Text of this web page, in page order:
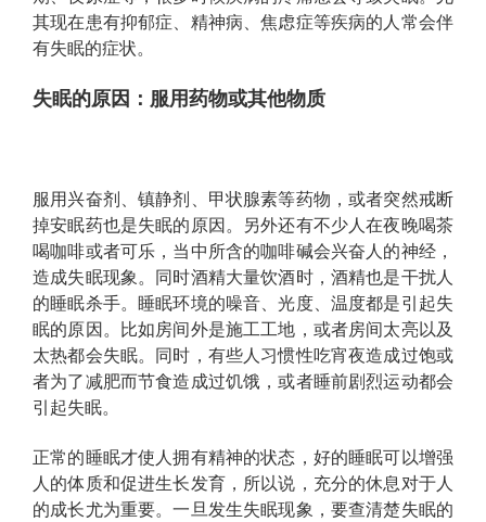
其现在患有抑郁症、精神病、焦虑症等疾病的人常会伴
有失眠的症状。
失眠的原因：服用药物或其他物质
服用兴奋剂、镇静剂、甲状腺素等药物，或者突然戒断
掉安眠药也是失眠的原因。另外还有不少人在夜晚喝茶
喝咖啡或者可乐，当中所含的咖啡碱会兴奋人的神经，
造成失眠现象。同时酒精大量饮酒时，酒精也是干扰人
的睡眠杀手。
睡眠环境的噪音、光度、温度都是引起失
眠的原因。比如房间外是施工工地，或者房间太亮以及
太热都会失眠。同时，有些人习惯性吃宵夜造成过饱或
者为了减肥而节食造成过饥饿，或者睡前剧烈运动都会
引起失眠。
正常的睡眠才使人拥有精神的状态，好的睡眠可以增强
人的体质和促进生长发育，所以说，充分的休息对于人
的成长尤为重要。一旦发生失眠现象，要查清楚失眠的